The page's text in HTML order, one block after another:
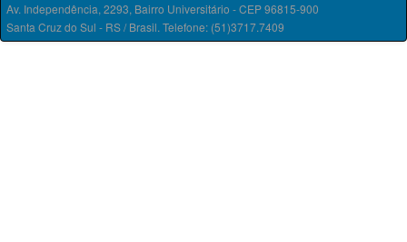
Av. Independência, 2293, Bairro Universitário - CEP 96815-900
Santa Cruz do Sul - RS / Brasil. Telefone: (51)3717.7409